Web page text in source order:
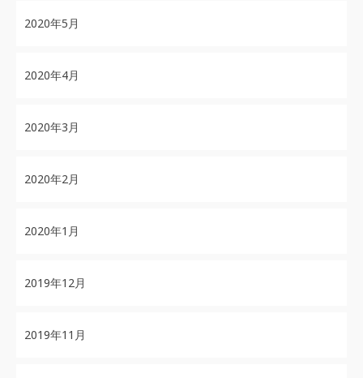
2020年5月
2020年4月
2020年3月
2020年2月
2020年1月
2019年12月
2019年11月